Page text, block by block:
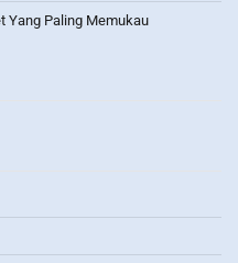
Yang Paling Memukau